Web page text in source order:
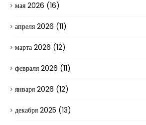
мая 2026 (16)
апреля 2026 (11)
марта 2026 (12)
февраля 2026 (11)
января 2026 (12)
декабря 2025 (13)